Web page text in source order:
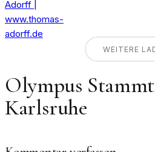
WEITERE
Olympus
Karlsruhe